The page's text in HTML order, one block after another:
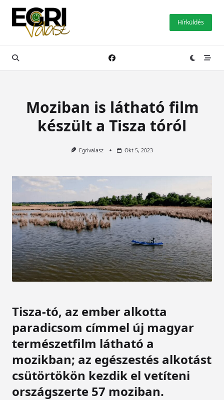
Skip
content
Hírküldés
Moziban is látható film
készült a Tisza tóról
Egrivalasz Okt 5, 2023
Tisza-tó, az ember alkotta
paradicsom címmel új magyar
természetfilm látható a
mozikban; az egészestés alkotást
csütörtökön kezdik el vetíteni
országszerte 57 moziban.